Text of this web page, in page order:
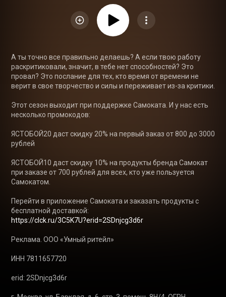
А ты точно все правильно делаешь? А если твою работу
раскритиковали, значит, в тебе нет способностей? Это
провал? Это послание для тех, кто время от времени не
верит в свое творчество и силы и переживает из-за критики.
Этот сезон выходит при поддержке Самоката. И у нас есть
несколько промокодов:
ЯСТОБОЙ20 даст скидку 20% на первый заказ от 800 до 3000
рублей
ЯСТОБОЙ10 даст скидку 10% на продукты бренда Самокат
при заказе от 700 рублей для всех, кто уже пользуется
Самокатом.
Перейти в приложение Самоката и заказать продукты с
бесплатной доставкой:
https://clck.ru/3C5K7U?erid=2SDnjcg3d6r
Реклама. ООО «Умный ритейл»
ИНН 7811657720
erid: 2SDnjcg3d6r